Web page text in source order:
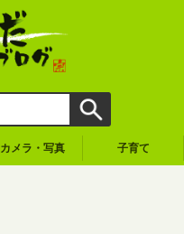
カメラ・写真 子育て